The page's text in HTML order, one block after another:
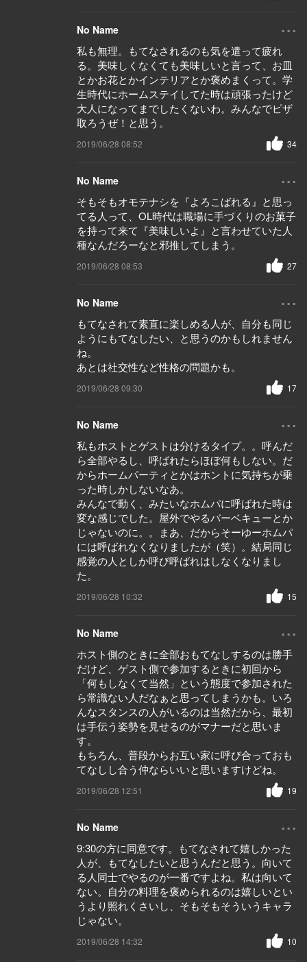
No Name ...
私も無理。もてなされるのも気を遣って疲れ
る。美味しくなくても美味しいと言って、お皿
とかお花とかインテリアとか褒めまくって。学
生時代にホームステイしてた時は頑張ったけど
大人になってまでしたくないわ。みんなでピザ
取ろうぜ！と思う。
2019/06/28 08:52 34
No Name ...
そもそもオモテナシを『よろこばれる』と思っ
てる人って、OL時代は職場に手づくりのお菓子
を持って来て『美味しいよ』と言わせていた人
種なんだろーなと邪推してしまう。
2019/06/28 08:53 27
No Name ...
もてなされて素直に楽しめる人が、自分も同じ
ようにもてなしたい、と思うのかもしれません
ね。
あとは社交性など性格の問題かも。
2019/06/28 09:30 17
No Name ...
私もホストとゲストは分けるタイプ。。呼んだ
ら全部やるし、呼ばれたらほぼ何もしない。だ
からホームパーティとかはホントに気持ちが乗
った時しかしないなあ。
みんなで動く、みたいなホムパに呼ばれた時は
変な感じでした。屋外でやるバーベキューとか
じゃないのに。。まあ、だからそーゆーホムパ
には呼ばれなくなりましたが（笑）。結局同じ
感覚の人としか呼び呼ばれはしなくなりまし
た。
2019/06/28 10:32 15
No Name ...
ホスト側のときに全部おもてなしするのは勝手
だけど、ゲスト側で参加するときに初回から
「何もしなくて当然」という態度で参加された
ら常識ない人だなぁと思ってしまうかも。いろ
んなスタンスの人がいるのは当然だから、最初
は手伝う姿勢を見せるのがマナーだと思いま
す。
もちろん、普段からお互い家に呼び合っておも
てなしし合う仲ならいいと思いますけどね。
2019/06/28 12:51 19
No Name ...
9:30の方に同意です。もてなされて嬉しかった
人が、もてなしたいと思うんだと思う。向いて
る人同士でやるのが一番ですよね。私は向いて
ない。自分の料理を褒められるのは嬉しいとい
うより照れくさいし、そもそもそういうキャラ
じゃない。
2019/06/28 14:32 10